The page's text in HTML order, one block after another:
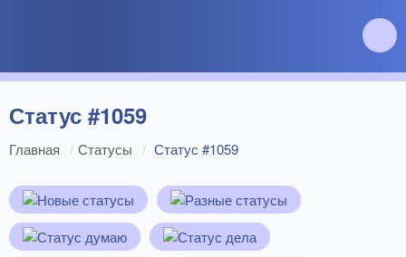
Статус #1059
Главная Статусы Статус #1059